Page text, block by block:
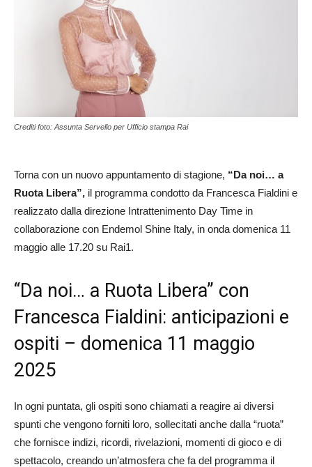
Crediti foto: Assunta Servello per Ufficio stampa Rai
Torna con un nuovo appuntamento di stagione, “Da noi… a
Ruota Libera”, il programma condotto da Francesca Fialdini e
realizzato dalla direzione Intrattenimento Day Time in
collaborazione con Endemol Shine Italy, in onda domenica 11
maggio alle 17.20 su Rai1.
“Da noi… a Ruota Libera” con
Francesca Fialdini: anticipazioni e
ospiti – domenica 11 maggio
2025
In ogni puntata, gli ospiti sono chiamati a reagire ai diversi
spunti che vengono forniti loro, sollecitati anche dalla “ruota”
che fornisce indizi, ricordi, rivelazioni, momenti di gioco e di
spettacolo, creando un’atmosfera che fa del programma il